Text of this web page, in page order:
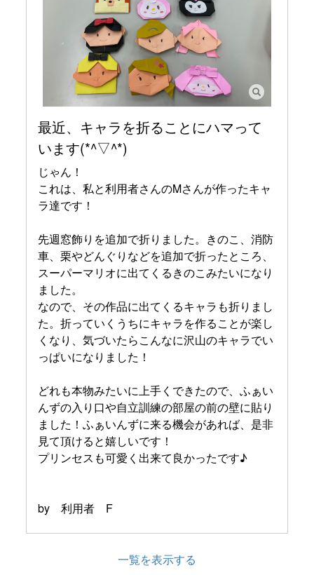
最近、キャラを折ることにハマって
います(*^▽^*)
じゃん！
これは、私と利用者さんのMさんが作ったキャ
ラ達です！
先週窓飾りを追加で折りました。きのこ、消防
車、栗やどんぐりなどを追加で折ったところ、
スーパーマリオに出てくるきのこみたいになり
ました。
なので、その作品に出てくるキャラも折りまし
た。折っていくうちにキャラを作ることが楽し
くなり、気づいたらこんなに沢山のキャラでい
っぱいになりました！
どれも本物みたいに上手くできたので、ふぁい
んずの入り口や自立訓練の部屋の前の壁に貼り
ました！ふぁいんずに来る機会があれば、是非
見て頂けると嬉しいです！
プリンセスも可愛く出来て良かったです♪
by 利用者 F
一覧を表示する